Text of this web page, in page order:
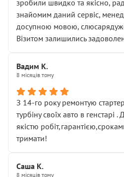
зробили швидко та якісно,
знайомим даний сервіс,
досупною мовою, слюсарядуже
Візитом залишились
Вадим К.
8 місяців тому
З 14-го року ремонтую
турбіну своїх авто в генстарі
якістю
тримати!
Саша К.
8 місяців тому